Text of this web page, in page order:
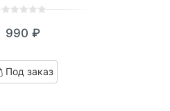
out
based
on
990 ₽
Под заказ